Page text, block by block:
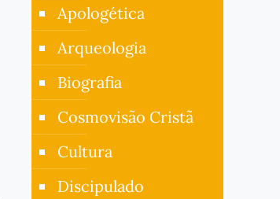
Apologética
Arqueologia
Biografia
Cosmovisão Cristã
Cultura
Discipulado